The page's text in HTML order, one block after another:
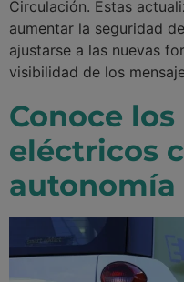
Circulación. Estas
aumentar la seguridad
ajustarse a las nuevas
visibilidad de los
Conoce
eléctricos
autonomía